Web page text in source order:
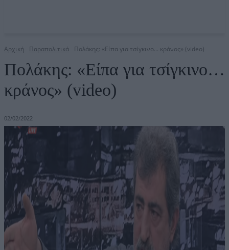
Αρχική Παραπολιτικά Πολάκης: «Είπα για τσίγκινο... κράνος» (video)
Πολάκης: «Είπα για τσίγκινο…
κράνος» (video)
02/02/2022